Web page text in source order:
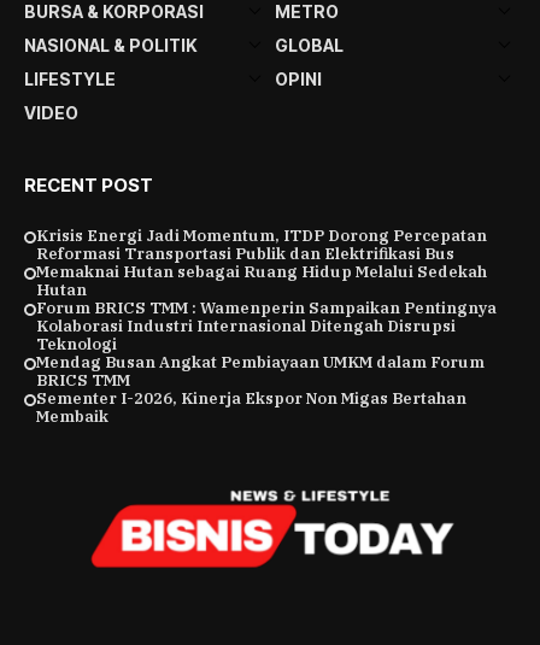
BURSA & KORPORASI
METRO
NASIONAL & POLITIK
GLOBAL
LIFESTYLE
OPINI
VIDEO
RECENT POST
Krisis Energi Jadi Momentum, ITDP Dorong Percepatan
Reformasi Transportasi Publik dan Elektrifikasi Bus
Memaknai Hutan sebagai Ruang Hidup Melalui Sedekah
Hutan
Forum BRICS TMM : Wamenperin Sampaikan Pentingnya
Kolaborasi Industri Internasional Ditengah Disrupsi
Teknologi
Mendag Busan Angkat Pembiayaan UMKM dalam Forum
BRICS TMM
Sementer I-2026, Kinerja Ekspor Non Migas Bertahan
Membaik